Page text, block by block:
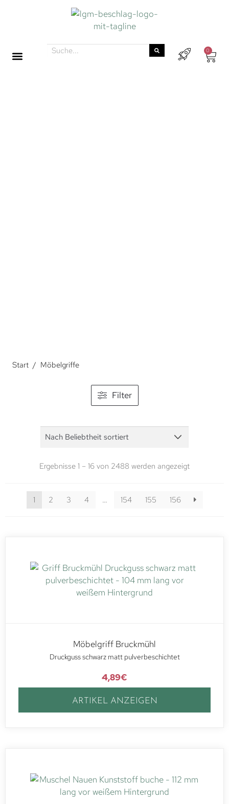
0
Start / Möbelgriffe
Filter
Ergebnisse 1 – 16 von 2488 werden angezeigt
1 2 3 4 … 154 155 156
Möbelgriff Bruckmühl
Druckguss schwarz matt pulverbeschichtet
4,89€
ARTIKEL ANZEIGEN